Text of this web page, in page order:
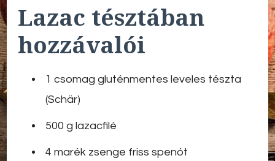
Lazac tésztában
hozzávalói
1 csomag gluténmentes leveles tészta
(Schär)
500 g lazacfilé
4 marék zsenge friss spenót